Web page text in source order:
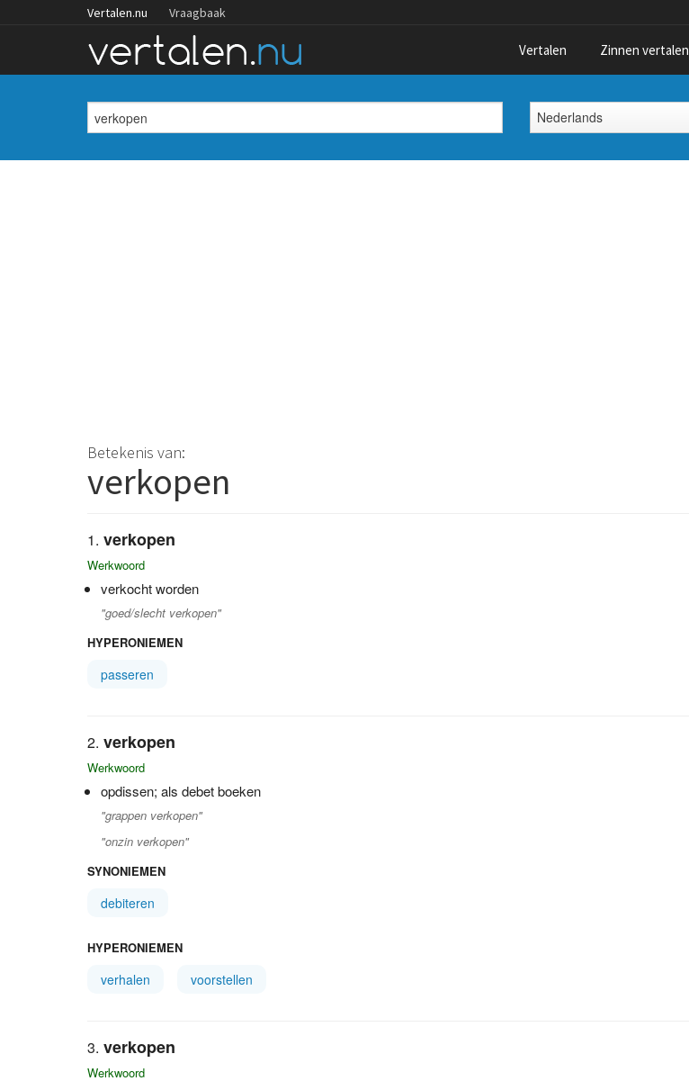
Vertalen.nu Vraagbaak
Vertalen Zinnen vertalen
Nederlands
Betekenis van:
verkopen
verkopen
Werkwoord
verkocht worden
"goed/slecht verkopen"
HYPERONIEMEN
passeren
verkopen
Werkwoord
opdissen; als debet boeken
"grappen verkopen"
"onzin verkopen"
SYNONIEMEN
debiteren
HYPERONIEMEN
verhalen voorstellen
verkopen
Werkwoord